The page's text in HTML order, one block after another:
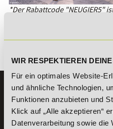
WIR RESPEKTIEREN
Für ein optimales Website-
und ähnliche Technologien,
Funktionen anzubieten und
Klick auf „Alle akzeptieren“
Datenverarbeitung sowie die
*Der Rabattcode "NEUGIER5"
Es gibt keine Einträge mit
KONTAKT
07191 - 22986 - 0
+49 (0) 7191